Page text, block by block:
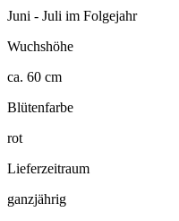
Juni - Juli im Folgejahr
Wuchshöhe
ca. 60 cm
Blütenfarbe
rot
Lieferzeitraum
ganzjährig